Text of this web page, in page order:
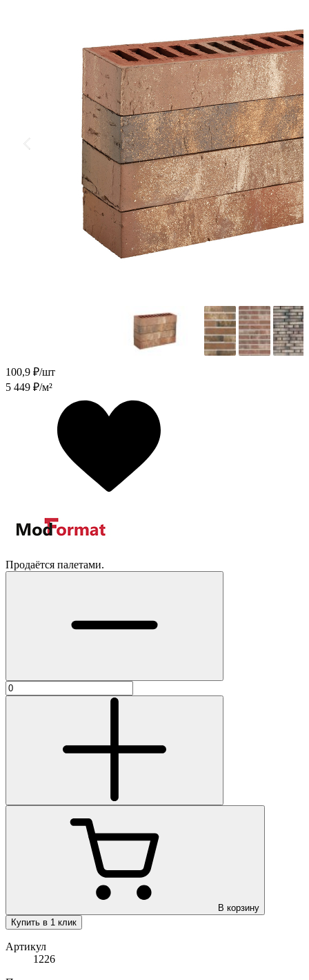
100,9 ₽/шт
5 449 ₽/м²
Продаётся палетами.
В корзину
Купить в 1 клик
Артикул
1226